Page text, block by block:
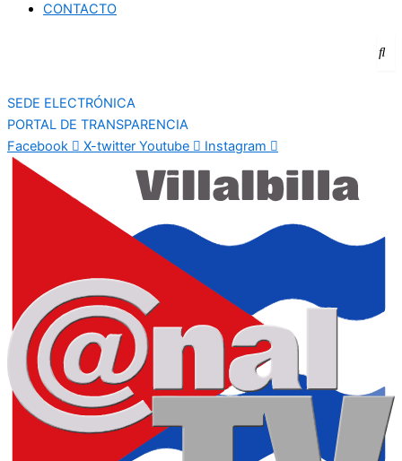
CONTACTO
SEDE ELECTRÓNICA
PORTAL DE TRANSPARENCIA
Facebook
X-twitter Youtube Instagram